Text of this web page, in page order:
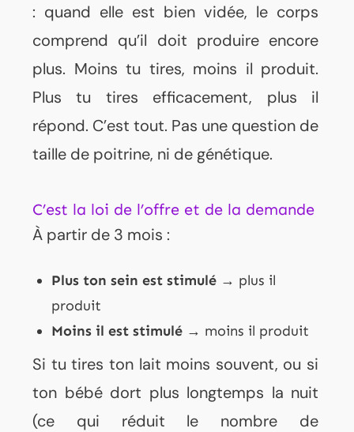
: quand elle est bien vidée, le corps
comprend qu’il doit produire encore
plus. Moins tu tires, moins il produit.
Plus tu tires efficacement, plus il
répond. C’est tout. Pas une question de
taille de poitrine, ni de génétique.
C’est la loi de l’offre et de la demande
À partir de 3 mois :
Plus ton sein est stimulé → plus il
produit
Moins il est stimulé → moins il produit
Si tu tires ton lait moins souvent, ou si
ton bébé dort plus longtemps la nuit
(ce qui réduit le nombre de